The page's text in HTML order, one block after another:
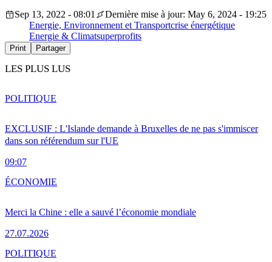
Sep 13, 2022 - 08:01
Dernière mise à jour: May 6, 2024 - 19:25
Energie, Environnement et Transportcrise énergétique
Energie & Climatsuperprofits
Print Partager
LES PLUS LUS
EXCLUSIF : L'Islande demande à Bruxelles de ne pas s'immiscer
dans son référendum sur l'UE
09:07
POLITIQUE
Merci la Chine : elle a sauvé l’économie mondiale
27.07.2026
ÉCONOMIE
POLITIQUE